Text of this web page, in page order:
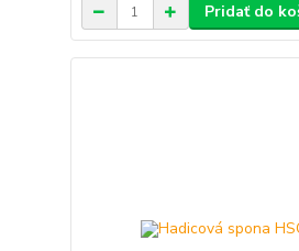
Pridať do